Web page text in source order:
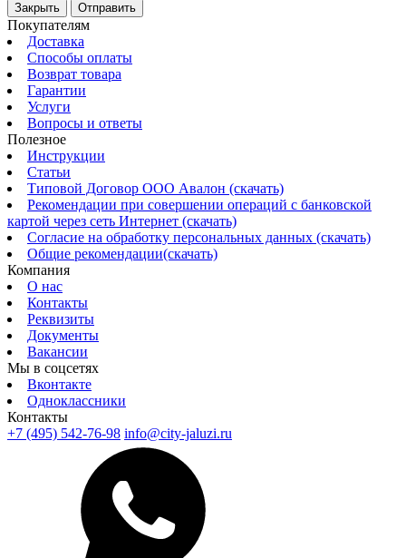
Закрыть Отправить
Покупателям
Доставка
Способы оплаты
Возврат товара
Гарантии
Услуги
Вопросы и ответы
Полезное
Инструкции
Статьи
Типовой Договор ООО Авалон (скачать)
Рекомендации при совершении операций с банковской
картой через сеть Интернет (скачать)
Согласие на обработку персональных данных (скачать)
Общие рекомендации(скачать)
Компания
О нас
Контакты
Реквизиты
Документы
Вакансии
Мы в соцсетях
Вконтакте
Одноклассники
Контакты
+7 (495) 542-76-98 info@city-jaluzi.ru